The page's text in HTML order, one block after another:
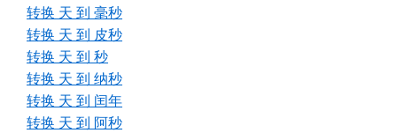
转换 天 到 毫秒
转换 天 到 皮秒
转换 天 到 秒
转换 天 到 纳秒
转换 天 到 闰年
转换 天 到 阿秒